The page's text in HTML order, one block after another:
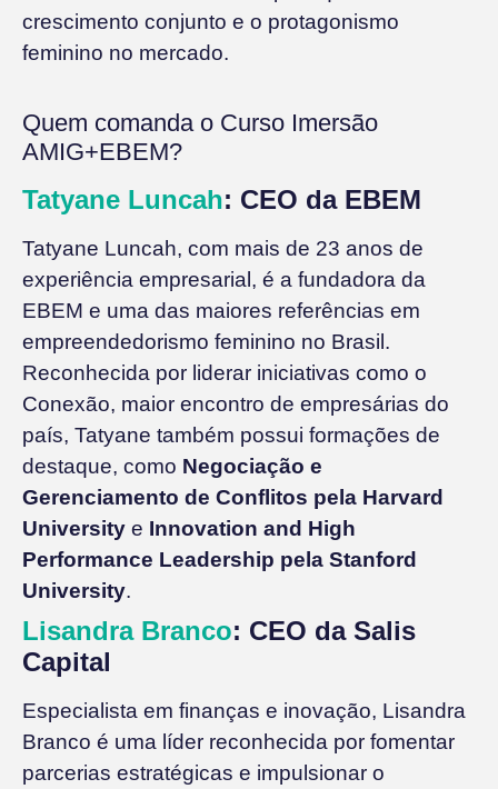
crescimento conjunto e o protagonismo
feminino no mercado.
Quem comanda o Curso Imersão
AMIG+EBEM?
Tatyane Luncah: CEO da EBEM
Tatyane Luncah, com mais de 23 anos de
experiência empresarial, é a fundadora da
EBEM e uma das maiores referências em
empreendedorismo feminino no Brasil.
Reconhecida por liderar iniciativas como o
Conexão, maior encontro de empresárias do
país, Tatyane também possui formações de
destaque, como Negociação e
Gerenciamento de Conflitos pela Harvard
University e Innovation and High
Performance Leadership pela Stanford
University.
Lisandra Branco: CEO da Salis
Capital
Especialista em finanças e inovação, Lisandra
Branco é uma líder reconhecida por fomentar
parcerias estratégicas e impulsionar o